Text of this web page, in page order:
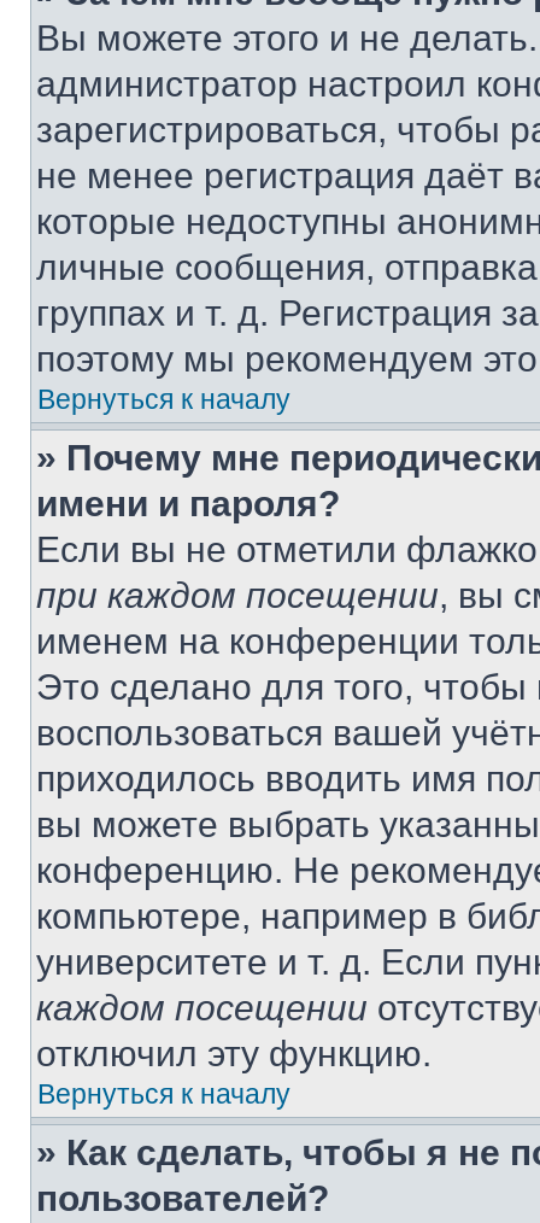
Вы можете этого и не
администратор настроил
зарегистрироваться, чтобы
не менее регистрация даёт
которые недоступны
личные сообщения,
группах и т. д. Регистрация
поэтому мы рекомендуем
Вернуться к началу
» Почему мне
имени и пароля?
Если вы не отметили
при каждом посещении, вы
именем на конференции
Это сделано для того, чтобы
воспользоваться вашей
приходилось вводить имя
вы можете выбрать
конференцию. Не
компьютере, например в
университете и т. д. Если
каждом посещении
отключил эту функцию.
Вернуться к началу
» Как сделать, чтобы я не
пользователей?